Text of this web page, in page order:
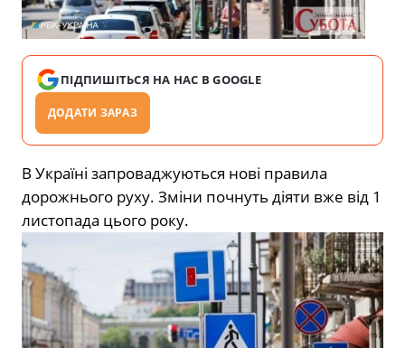
ПІДПИШІТЬСЯ НА НАС В GOOGLE
ДОДАТИ ЗАРАЗ
В Україні запроваджуються нові правила
дорожнього руху. Зміни почнуть діяти вже від 1
листопада цього року.